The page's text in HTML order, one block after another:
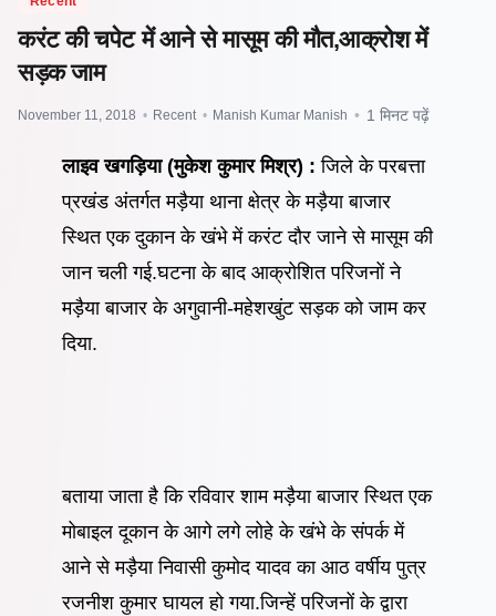
करंट की चपेट में आने से मासूम की मौत,आक्रोश में
सड़क जाम
November 11, 2018 • Recent • Manish Kumar Manish • 1 मिनट पढ़ें
लाइव खगड़िया (मुकेश कुमार मिश्र) : जिले के परबत्ता
प्रखंड अंतर्गत मड़ैया थाना क्षेत्र के मड़ैया बाजार
स्थित एक दुकान के खंभे में करंट दौर जाने से मासूम की
जान चली गई.घटना के बाद आक्रोशित परिजनों ने
मड़ैया बाजार के अगुवानी-महेशखुंट सड़क को जाम कर
दिया.
बताया जाता है कि रविवार शाम मड़ैया बाजार स्थित एक
मोबाइल दूकान के आगे लगे लोहे के खंभे के संपर्क में
आने से मड़ैया निवासी कुमोद यादव का आठ वर्षीय पुत्र
रजनीश कुमार घायल हो गया.जिन्हें परिजनों के द्वारा